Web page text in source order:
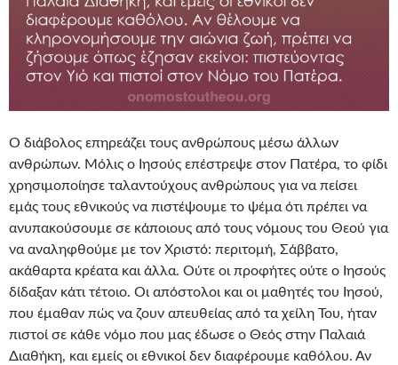
Ο διάβολος επηρεάζει τους ανθρώπους μέσω άλλων
ανθρώπων. Μόλις ο Ιησούς επέστρεψε στον Πατέρα, το φίδι
χρησιμοποίησε ταλαντούχους ανθρώπους για να πείσει
εμάς τους εθνικούς να πιστέψουμε το ψέμα ότι πρέπει να
ανυπακούσουμε σε κάποιους από τους νόμους του Θεού για
να αναληφθούμε με τον Χριστό: περιτομή, Σάββατο,
ακάθαρτα κρέατα και άλλα. Ούτε οι προφήτες ούτε ο Ιησούς
δίδαξαν κάτι τέτοιο. Οι απόστολοι και οι μαθητές του Ιησού,
που έμαθαν πώς να ζουν απευθείας από τα χείλη Του, ήταν
πιστοί σε κάθε νόμο που μας έδωσε ο Θεός στην Παλαιά
Διαθήκη, και εμείς οι εθνικοί δεν διαφέρουμε καθόλου. Αν